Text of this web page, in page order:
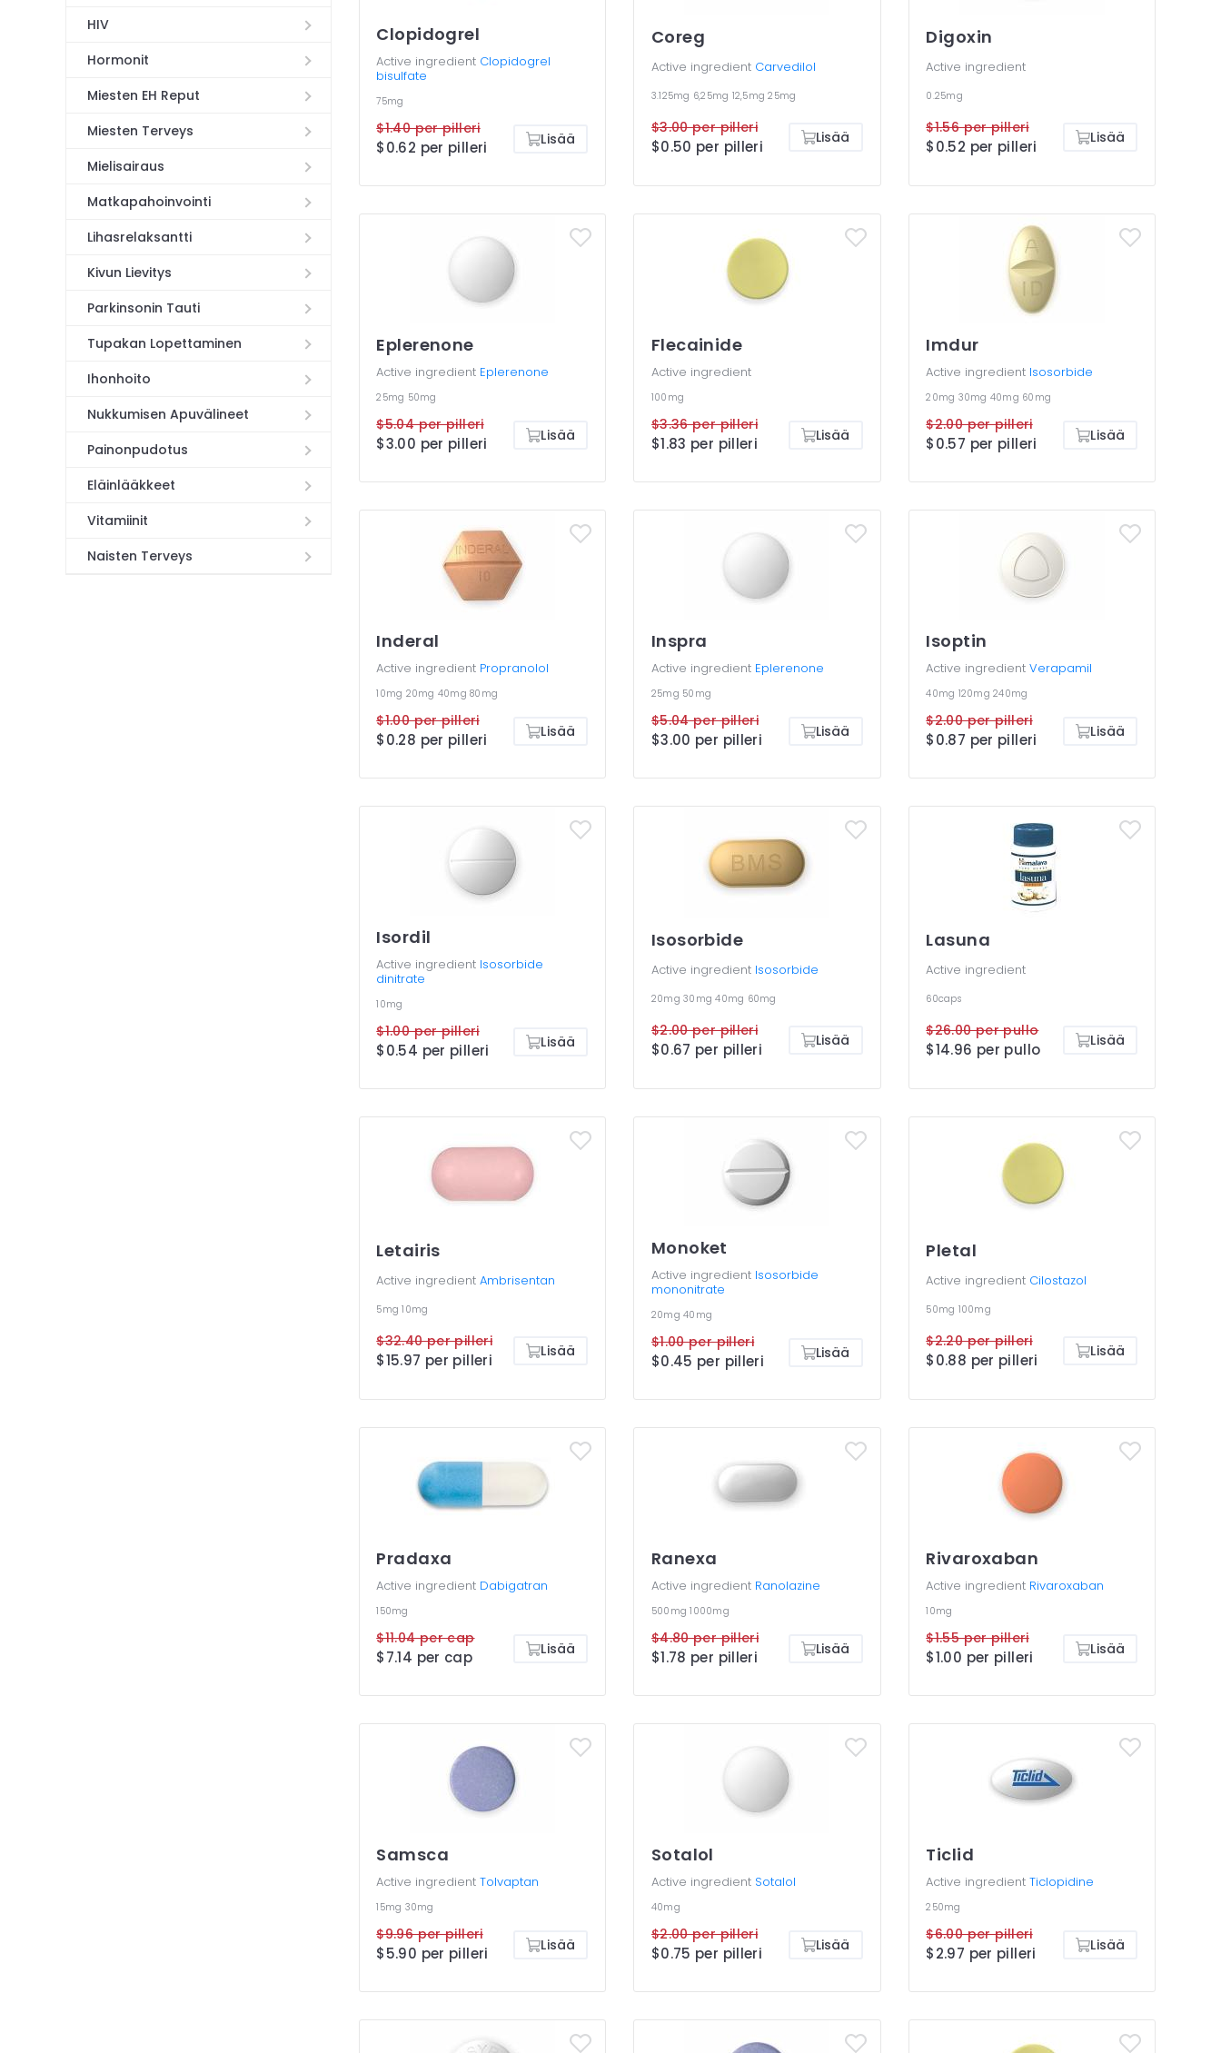
HIV
Hormonit
Miesten EH Reput
Miesten Terveys
Mielisairaus
Matkapahoinvointi
Lihasrelaksantti
Kivun Lievitys
Parkinsonin Tauti
Tupakan Lopettaminen
Ihonhoito
Nukkumisen Apuvälineet
Painonpudotus
Eläinlääkkeet
Vitamiinit
Naisten Terveys
Clopidogrel
Active ingredient Clopidogrel
bisulfate
75mg
$1.40 per pilleri
$0.62 per pilleri Lisää
Coreg
Active ingredient Carvedilol
3.125mg 6,25mg 12,5mg25mg
$3.00 per pilleri
$0.50 per pilleri Lisää
Digoxin
Active ingredient
0.25mg
$1.56 per pilleri
$0.52 per pilleri Lisää
Eplerenone
Active ingredient Eplerenone
25mg 50mg
$5.04 per pilleri
$3.00 per pilleri Lisää
Flecainide
Active ingredient
100mg
$3.36 per pilleri
$1.83 per pilleri Lisää
Imdur
Active ingredient Isosorbide
20mg 30mg 40mg 60mg
$2.00 per pilleri
$0.57 per pilleri Lisää
Inderal
Active ingredient Propranolol
10mg 20mg 40mg 80mg
$1.00 per pilleri
$0.28 per pilleri Lisää
Inspra
Active ingredient Eplerenone
25mg 50mg
$5.04 per pilleri
$3.00 per pilleri Lisää
Isoptin
Active ingredient Verapamil
40mg 120mg 240mg
$2.00 per pilleri
$0.87 per pilleri Lisää
Isordil
Active ingredient Isosorbide
dinitrate
10mg
$1.00 per pilleri
$0.54 per pilleri Lisää
Isosorbide
Active ingredient Isosorbide
20mg 30mg40mg 60mg
$2.00 per pilleri
$0.67 per pilleri Lisää
Lasuna
Active ingredient
60caps
$26.00 per pullo
$14.96 per pullo Lisää
Letairis
Active ingredient Ambrisentan
5mg10mg
$32.40 per pilleri
$15.97 per pilleri Lisää
Monoket
Active ingredient Isosorbide
mononitrate
20mg 40mg
$1.00 per pilleri
$0.45 per pilleri Lisää
Pletal
Active ingredient Cilostazol
50mg 100mg
$2.20 per pilleri
$0.88 per pilleri Lisää
Pradaxa
Active ingredient Dabigatran
150mg
$11.04 per cap
$7.14 per cap Lisää
Ranexa
Active ingredient Ranolazine
500mg1000mg
$4.80 per pilleri
$1.78 per pilleri Lisää
Rivaroxaban
Active ingredient Rivaroxaban
10mg
$1.55 per pilleri
$1.00 per pilleri Lisää
Samsca
Active ingredient Tolvaptan
15mg 30mg
$9.96 per pilleri
$5.90 per pilleri Lisää
Sotalol
Active ingredient Sotalol
40mg
$2.00 per pilleri
$0.75 per pilleri Lisää
Ticlid
Active ingredient Ticlopidine
250mg
$6.00 per pilleri
$2.97 per pilleri Lisää